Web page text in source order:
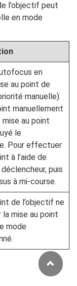
l’objectif peut
en mode
en
au point de
manuelle).
manuellement
au point
le
Pour effectuer
à l’aide de
puis
à mi-course.
de l’objectif ne
mise au point
mode